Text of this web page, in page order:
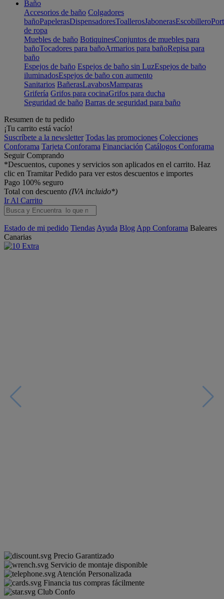
Baño
Accesorios de baño Colgadores
bañoPapelerasDispensadoresToallerosJabonerasEscobillero
de ropa
Muebles de baño BotiquinesConjuntos de muebles para
bañoTocadores para bañoArmarios para bañoRepisa para
baño
Espejos de baño Espejos de baño sin LuzEspejos de baño
iluminadosEspejos de baño con aumento
Sanitarios BañerasLavabosMamparas
Grifería Grifos para cocinaGrifos para ducha
Seguridad de baño Barras de seguridad para baño
Resumen de tu pedido
¡Tu carrito está vacío!
Suscríbete a la newsletter Todas las promociones Colecciones
Conforama Tarjeta Conforama Financiación Catálogos Conforama
Seguir Comprando
*Descuentos, cupones y servicios son aplicados en el carrito. Haz
clic en Tramitar Pedido para ver estos descuentos e importes
Pago 100% seguro
Total con descuento (IVA incluido*)
Ir Al Carrito
Estado de mi pedido Tiendas Ayuda Blog App Conforama Baleares
Canarias
Precio Garantizado
Servicio de montaje disponible
Atención Personalizada
Financia tus compras fácilmente
Club Confo